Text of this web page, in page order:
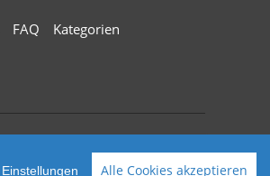
FAQ
Kategorien
Einstellungen Alle Cookies akzeptieren